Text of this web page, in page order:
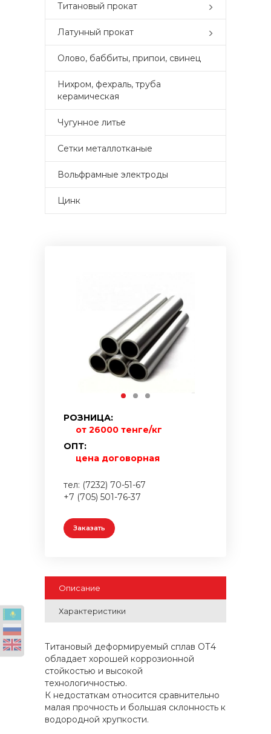
Титановый прокат
Латунный прокат
Олово, баббиты, припои, свинец
Нихром, фехраль, труба
керамическая
Чугунное литье
Сетки металлотканые
Вольфрамные электроды
Цинк
РОЗНИЦА:
от 26000 тенге/кг
ОПТ:
цена договорная
тел: (7232) 70-51-67
+7 (705) 501-76-37
Заказать
Описание
Характеристики
Титановый деформируемый сплав ОТ4
обладает хорошей коррозионной
стойкостью и высокой
технологичностью.
К недостаткам относится сравнительно
малая прочность и большая склонность к
водородной хрупкости.